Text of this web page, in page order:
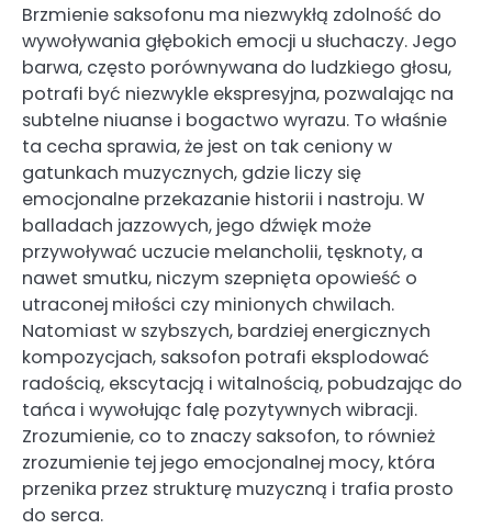
Brzmienie saksofonu ma niezwykłą zdolność do
wywoływania głębokich emocji u słuchaczy. Jego
barwa, często porównywana do ludzkiego głosu,
potrafi być niezwykle ekspresyjna, pozwalając na
subtelne niuanse i bogactwo wyrazu. To właśnie
ta cecha sprawia, że jest on tak ceniony w
gatunkach muzycznych, gdzie liczy się
emocjonalne przekazanie historii i nastroju. W
balladach jazzowych, jego dźwięk może
przywoływać uczucie melancholii, tęsknoty, a
nawet smutku, niczym szepnięta opowieść o
utraconej miłości czy minionych chwilach.
Natomiast w szybszych, bardziej energicznych
kompozycjach, saksofon potrafi eksplodować
radością, ekscytacją i witalnością, pobudzając do
tańca i wywołując falę pozytywnych wibracji.
Zrozumienie, co to znaczy saksofon, to również
zrozumienie tej jego emocjonalnej mocy, która
przenika przez strukturę muzyczną i trafia prosto
do serca.